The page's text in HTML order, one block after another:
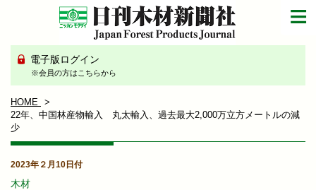
電子版ログイン
※会員の方はこちらから
HOME
22年、中国林産物輸入 丸太輸入、過去最大2,000万立方メートルの減
少
2023年２月10日付
木材